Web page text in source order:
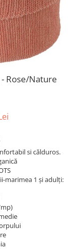
Rose/Nature
si călduros.
marimea 1 și adulți: